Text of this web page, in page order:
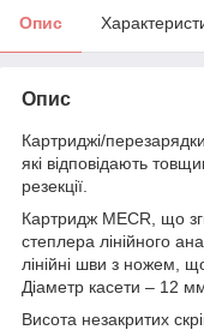
Опис
Опис
Картриджі/
які відповідають
резекції.
Картридж MECR, що
степлера лінійного
лінійні шви з ножем,
Діаметр касети – 12
Висота незакритих